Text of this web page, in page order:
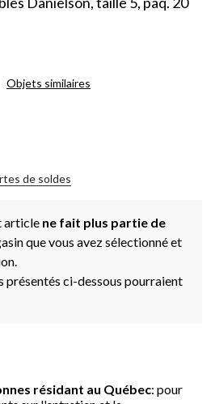
Objets similaires
de soldes
article ne fait plus partie de
que vous avez sélectionné et
présentés ci-dessous pourraient
résidant au Québec: pour